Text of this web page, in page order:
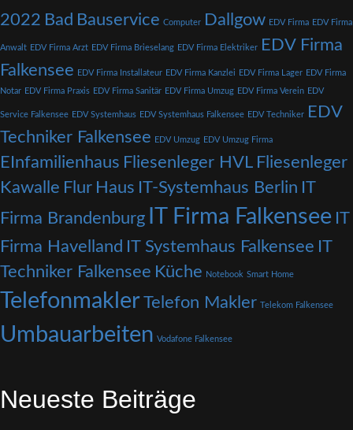
2022 Bad Bauservice Computer Dallgow EDV Firma EDV Firma
Anwalt EDV Firma Arzt EDV Firma Brieselang EDV Firma Elektriker EDV Firma
Falkensee
EDV Firma Installateur EDV Firma Kanzlei EDV Firma Lager EDV Firma
Notar EDV Firma Praxis EDV Firma Sanitär EDV Firma Umzug EDV Firma Verein EDV
Service Falkensee EDV Systemhaus EDV Systemhaus Falkensee EDV Techniker EDV
Techniker Falkensee
EDV Umzug EDV Umzug Firma
EInfamilienhaus Fliesenleger HVL Fliesenleger
Kawalle Flur Haus IT-Systemhaus Berlin IT
Firma Brandenburg IT Firma Falkensee IT
Firma Havelland IT Systemhaus Falkensee IT
Techniker Falkensee Küche Notebook Smart Home
TelefonmaklerTelefon Makler Telekom Falkensee
Umbauarbeiten Vodafone Falkensee
Neueste Beiträge